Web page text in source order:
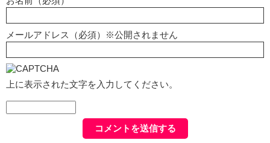
上に表示された文字を入力してください。